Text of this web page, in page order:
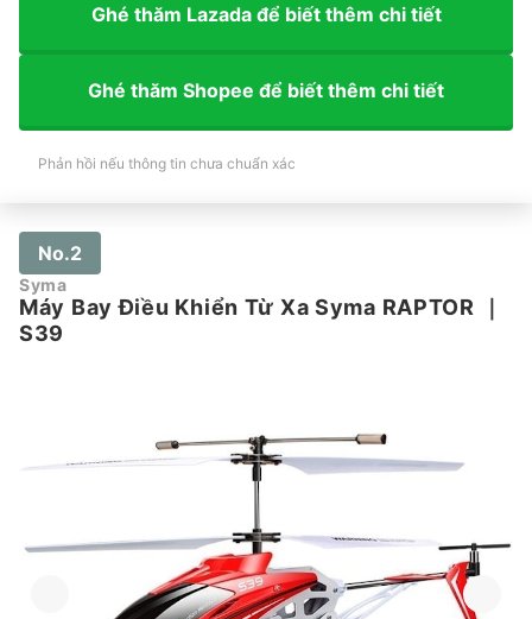
Ghé thăm Lazada để biết thêm chi tiết
Ghé thăm Shopee để biết thêm chi tiết
Phản hồi nếu thông tin chưa chuẩn xác
No.2
Syma
Máy Bay Điều Khiển Từ Xa Syma RAPTOR
S39